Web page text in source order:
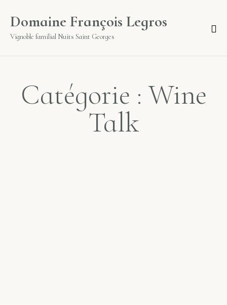
Domaine François Legros
Vignoble familial Nuits Saint Georges
Catégorie : Wine
Talk